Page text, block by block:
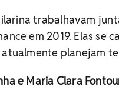
trabalhavam
em 2019. Elas se
atualmente planejam
e Maria Clara